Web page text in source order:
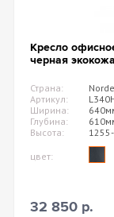
Кресло
черная экокожа
Страна:
Артикул:
Ширина:
Глубина:
Высота:
цвет:
32 850 р.